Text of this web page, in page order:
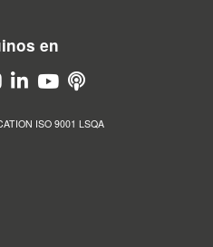
en
ISO 9001 LSQA